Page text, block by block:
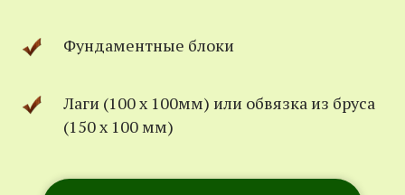
Фундаментные блоки
Лаги (100 х 100мм) или обвязка из бруса
(150 х 100 мм)